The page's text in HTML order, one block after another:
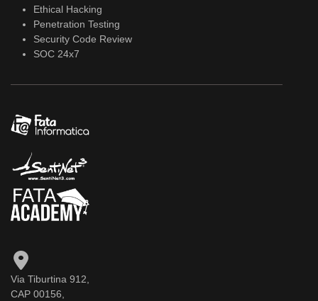
Ethical Hacking
Penetration Testing
Security Code Review
SOC 24x7
Via Tiburtina 912,
CAP 00156,